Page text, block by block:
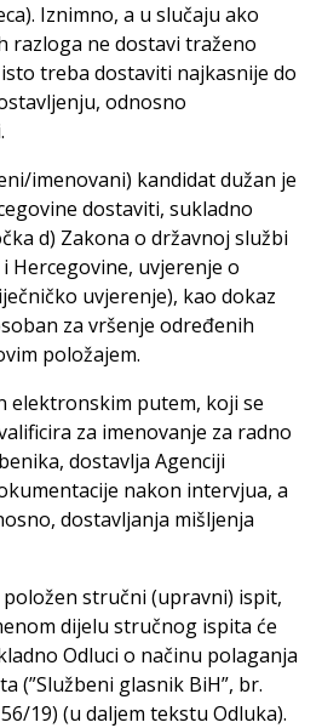
Iznimno, a u slučaju ako
razloga ne dostavi traženo
treba dostaviti najkasnije do
odnosno
imenovani) kandidat dužan je
dostaviti, sukladno
d) Zakona o državnoj službi
Hercegovine, uvjerenje o
uvjerenje), kao dokaz
za vršenje određenih
položajem.
putem, koji se
za imenovanje za radno
dostavlja Agenciji
nakon intervjua, a
dostavljanja mišljenja
stručni (upravni) ispit,
dijelu stručnog ispita će
Odluci o načinu polaganja
(”Službeni glasnik BiH”, br.
19) (u daljem tekstu Odluka).